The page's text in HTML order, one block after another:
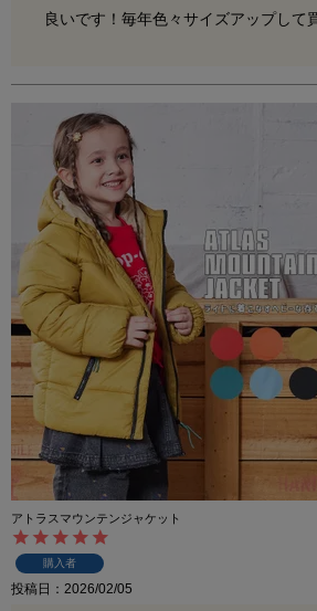
良いです！毎年色々サイズアップして
アトラスマウンテンジャケット
購入者
投稿日 2026/02/05